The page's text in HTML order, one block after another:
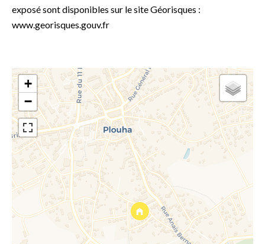
exposé sont disponibles sur le site Géorisques :
www.georisques.gouv.fr
+
−